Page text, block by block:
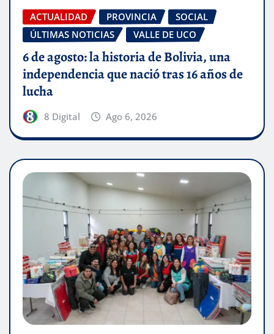
ACTUALIDAD PROVINCIA
SOCIAL
ÚLTIMAS NOTICIAS
VALLE DE UCO
6 de agosto: la historia de Bolivia, una
independencia que nació tras 16 años de
lucha
8 Digital Ago 6, 2026